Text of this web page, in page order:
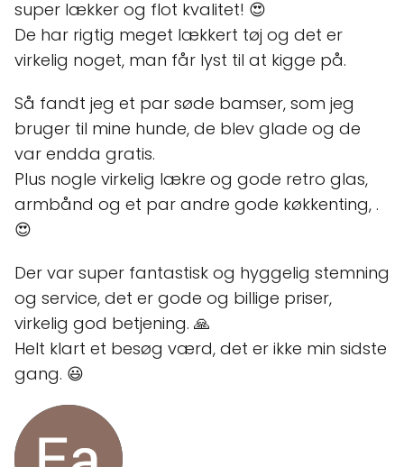
super lækker og flot kvalitet! 😍
De har rigtig meget lækkert tøj og det er
virkelig noget, man får lyst til at kigge på.
Så fandt jeg et par søde bamser, som jeg
bruger til mine hunde, de blev glade og de
var endda gratis.
Plus nogle virkelig lækre og gode retro glas,
armbånd og et par andre gode køkkenting, .
😍
Der var super fantastisk og hyggelig stemning
og service, det er gode og billige priser,
virkelig god betjening. 🙏
Helt klart et besøg værd, det er ikke min sidste
gang. 😃